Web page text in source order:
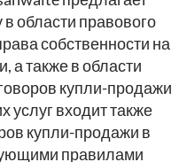
области правового
собственности на
а также в области
купли-продажи
услуг входит также
купли-продажи в
правилами